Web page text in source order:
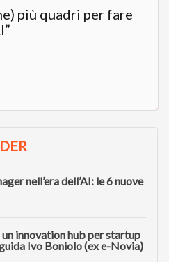
più quadri per fare
nell’era dell’AI: le 6 nuove
innovation hub per startup
Ivo Boniolo (ex e-Novia)